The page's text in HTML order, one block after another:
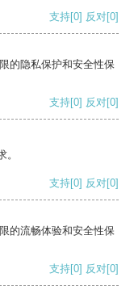
支持[0] 反对[0]
的隐私保护和安全性保
支持[0] 反对[0]
支持[0] 反对[0]
的流畅体验和安全性保
支持[0] 反对[0]